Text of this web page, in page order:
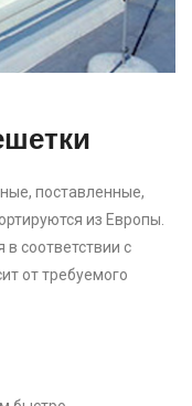
поставленные,
из Европы.
соответствии с
от требуемого